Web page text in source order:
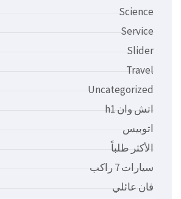
Science
Service
Slider
Travel
Uncategorized
اتش وان h1
اتوبيس
الأكثر طلباً
سيارات 7 راكب
فان عائلي